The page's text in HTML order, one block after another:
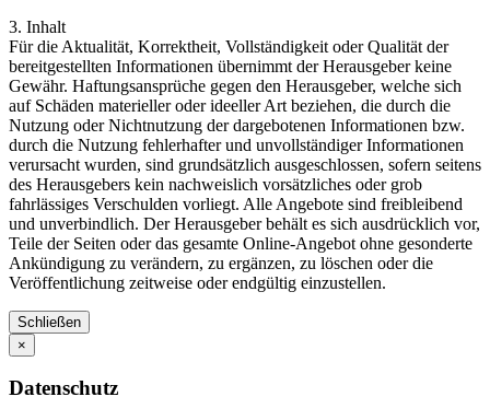
3. Inhalt
Für die Aktualität, Korrektheit, Vollständigkeit oder Qualität der
bereitgestellten Informationen übernimmt der Herausgeber keine
Gewähr. Haftungsansprüche gegen den Herausgeber, welche sich
auf Schäden materieller oder ideeller Art beziehen, die durch die
Nutzung oder Nichtnutzung der dargebotenen Informationen bzw.
durch die Nutzung fehlerhafter und unvollständiger Informationen
verursacht wurden, sind grundsätzlich ausgeschlossen, sofern seitens
des Herausgebers kein nachweislich vorsätzliches oder grob
fahrlässiges Verschulden vorliegt. Alle Angebote sind freibleibend
und unverbindlich. Der Herausgeber behält es sich ausdrücklich vor,
Teile der Seiten oder das gesamte Online-Angebot ohne gesonderte
Ankündigung zu verändern, zu ergänzen, zu löschen oder die
Veröffentlichung zeitweise oder endgültig einzustellen.
Schließen
×
Datenschutz